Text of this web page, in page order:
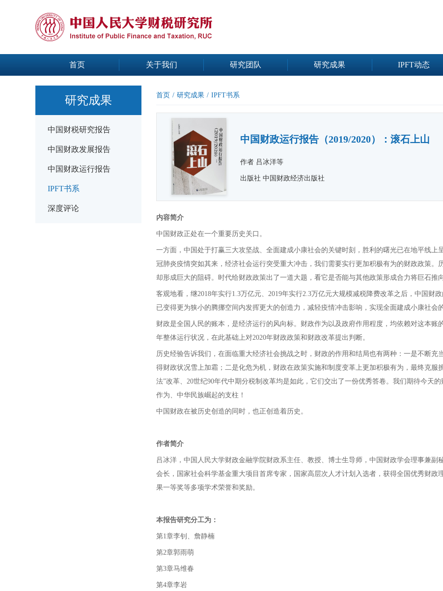
首页 关于我们 研究团队 研究成果 IPFT动态
研究成果
中国财税研究报告
中国财政发展报告
中国财政运行报告
IPFT书系
深度评论
首页 / 研究成果 / IPFT书系
中国财政运行报告（2019/2020）：滚石上山
作者 吕冰洋等
出版社 中国财政经济出版社
内容简介
中国财政正处在一个重要历史关口。
一方面，中国处于打赢三大攻坚战、全面建成小康社会的关键时刻，胜利的曙光已在地平线上
冠肺炎疫情突如其来，经济社会运行突受重大冲击，我们需要实行更加积极有为的财政政策。
却形成巨大的阻碍。时代给财政政策出了一道大题，看它是否能与其他政策形成合力将巨石推
客观地看，继2018年实行1.3万亿元、2019年实行2.3万亿元大规模减税降费改革之后，中国财
已变得更为狭小的腾挪空间内发挥更大的创造力，减轻疫情冲击影响，实现全面建成小康社会
财政是全国人民的账本，是经济运行的风向标。财政作为以及政府作用程度，均依赖对这本账
年整体运行状况，在此基础上对2020年财政政策和财政改革提出判断。
历史经验告诉我们，在面临重大经济社会挑战之时，财政的作用和结局也有两种：一是不断充
得财政状况雪上加霜；二是化危为机，财政在政策实施和制度变革上更加积极有为，最终克服
法”改革、20世纪90年代中期分税制改革均是如此，它们交出了一份优秀答卷。我们期待今天
作为、中华民族崛起的支柱！
中国财政在被历史创造的同时，也正创造着历史。
作者简介
吕冰洋，中国人民大学财政金融学院财政系主任、教授、博士生导师，中国财政学会理事兼副
会长，国家社会科学基金重大项目首席专家 ，国家高层次人才计划入选者， 获得全国优秀财政
果一等奖等多项学术荣誉和奖励。
本报告研究分工为：
第1章李钊、詹静楠
第2章郭雨萌
第3章马维春
第4章李岩